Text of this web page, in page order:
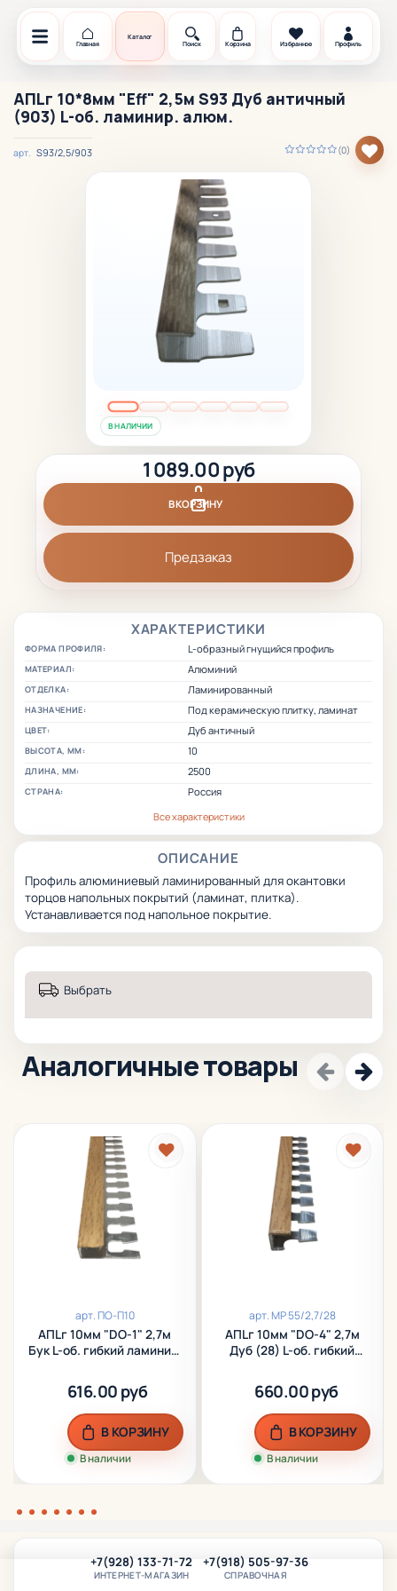
Главная
Каталог
Поиск
Корзина Избранное Профиль
АПLг 10*8мм "Eff" 2,5м S93 Дуб античный
(903) L-об. ламинир. алюм.
(0)
арт. S93/2,5/903
В НАЛИЧИИ
ХАРАКТЕРИСТИКИ
ФОРМА ПРОФИЛЯ: L-образный гнущийся профиль
МАТЕРИАЛ: Алюминий
ОТДЕЛКА: Ламинированный
НАЗНАЧЕНИЕ: Под керамическую плитку, ламинат
ЦВЕТ: Дуб античный
ВЫСОТА, ММ: 10
ДЛИНА, ММ: 2500
СТРАНА:
Россия
Все характеристики
ОПИСАНИЕ
Профиль алюминиевый ламинированный для окантовки
торцов напольных покрытий (ламинат, плитка).
Устанавливается под напольное покрытие.
1 089.00 руб
В КОРЗИНУ
Предзаказ
Выбрать
Аналогичные товары
арт.ПО-П10
АПLг 10мм "DO-1" 2,7м
Бук L-об. гибкий ламинир.
616.00 руб
В наличии
В КОРЗИНУ
арт.МР 55/2,7/28
АПLг 10мм "DO-4" 2,7м
Дуб (28) L-об. гибкий
660.00 руб
В наличии
В КОРЗИНУ
+7(928) 133-71-72
ИНТЕРНЕТ-МАГАЗИН
+7(918) 505-97-36
СПРАВОЧНАЯ